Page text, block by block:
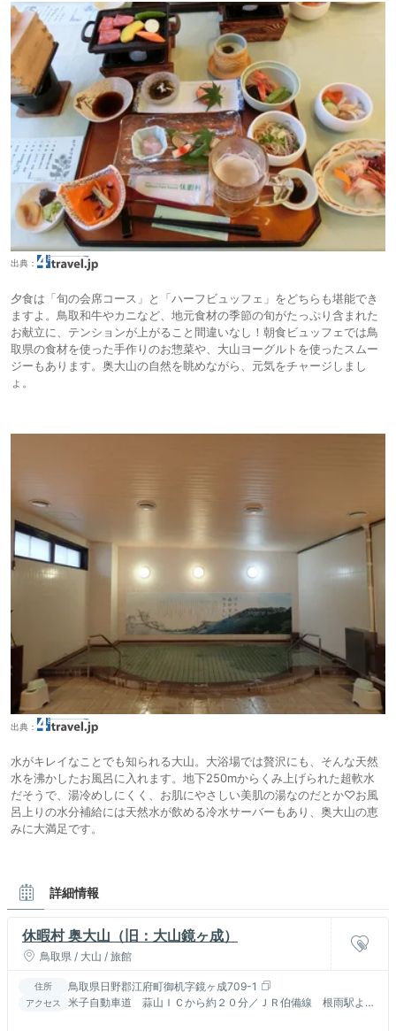
出典：
夕食は「旬の会席コース」と「ハーフビュッフェ」をどちらも堪能でき
ますよ。鳥取和牛やカニなど、地元食材の季節の旬がたっぷり含まれた
お献立に、テンションが上がること間違いなし！朝食ビュッフェでは鳥
取県の食材を使った手作りのお惣菜や、大山ヨーグルトを使ったスムー
ジーもあります。奥大山の自然を眺めながら、元気をチャージしまし
ょ。
出典：
水がキレイなことでも知られる大山。大浴場では贅沢にも、そんな天然
水を沸かしたお風呂に入れます。地下250mからくみ上げられた超軟水
だそうで、湯冷めしにくく、お肌にやさしい美肌の湯なのだとか♡お風
呂上りの水分補給には天然水が飲める冷水サーバーもあり、奥大山の恵
みに大満足です。
詳細情報
休暇村 奥大山（旧：大山鏡ヶ成）
鳥取県 / 大山 / 旅館
住所 鳥取県日野郡江府町御机字鏡ヶ成709-1
アクセス
米子自動車道 蒜山ＩＣから約２０分／ＪＲ伯備線 根雨駅より